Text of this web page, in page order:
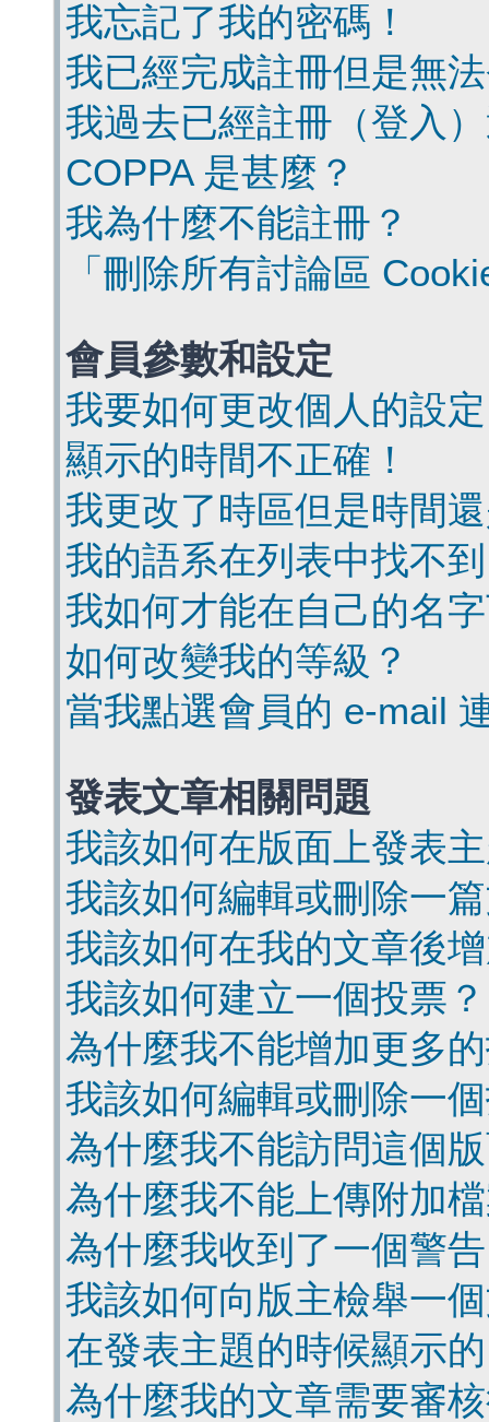
我忘記了我的密碼！
我已經完成註冊但是無
我過去已經註冊（登入
COPPA 是甚麼？
我為什麼不能註冊？
「刪除所有討論區
會員參數和設定
我要如何更改個人的設
顯示的時間不正確！
我更改了時區但是時間
我的語系在列表中找不
我如何才能在自己的名
如何改變我的等級？
當我點選會員的 e-mail
發表文章相關問題
我該如何在版面上發表
我該如何編輯或刪除一
我該如何在我的文章後
我該如何建立一個投票？
為什麼我不能增加更多
我該如何編輯或刪除一
為什麼我不能訪問這個
為什麼我不能上傳附加
為什麼我收到了一個警
我該如何向版主檢舉一
在發表主題的時候顯示
為什麼我的文章需要審